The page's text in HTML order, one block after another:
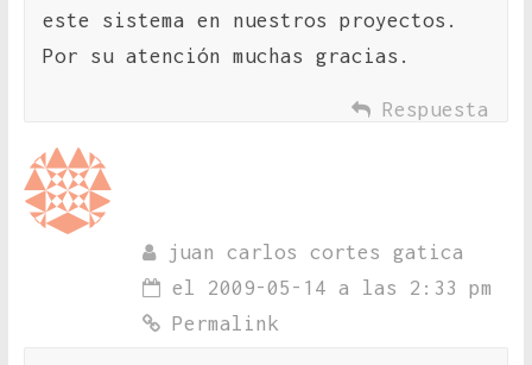
este sistema en nuestros proyectos.
Por su atención muchas gracias.
Respuesta
juan carlos cortes gatica
el 2009-05-14 a las 2:33 pm
Permalink